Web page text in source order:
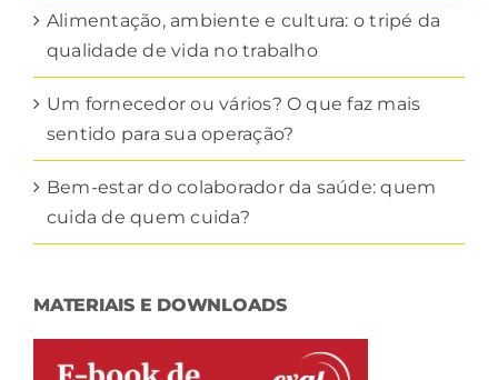
Alimentação, ambiente e cultura: o tripé da
qualidade de vida no trabalho
Um fornecedor ou vários? O que faz mais
sentido para sua operação?
Bem-estar do colaborador da saúde: quem
cuida de quem cuida?
MATERIAIS E DOWNLOADS